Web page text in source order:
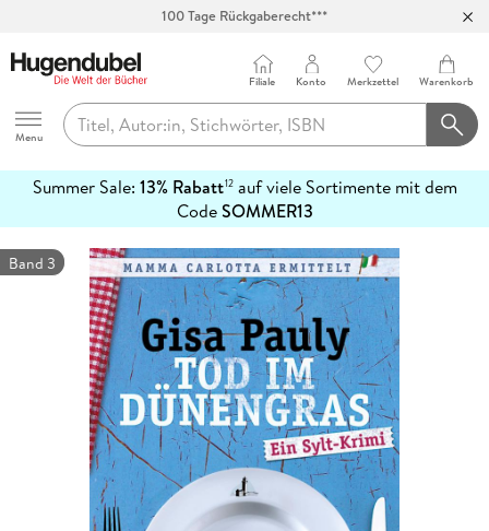
100 Tage Rückgaberecht***
Hugendubel
Menu
Filiale Konto Merkzettel Warenkorb
Summer Sale: 13% Rabatt12auf viele Sortimente mit dem
CodeSOMMER13
erfahren
Band 3